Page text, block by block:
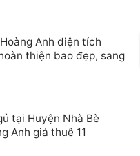
Anh diện tích
thiện bao đẹp, sang
tại Huyện Nhà Bè
Anh giá thuê 11